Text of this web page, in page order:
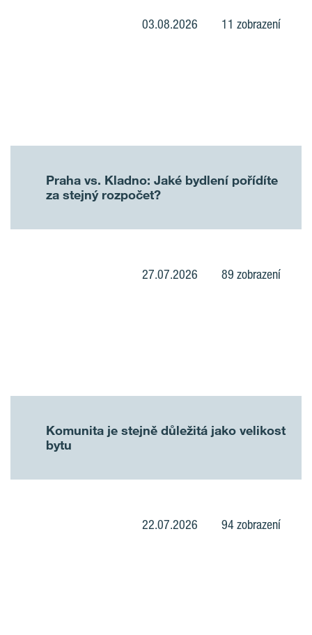
03.08.2026 11 zobrazení
Praha vs. Kladno: Jaké bydlení pořídíte
za stejný rozpočet?
27.07.2026 89 zobrazení
Komunita je stejně důležitá jako velikost
bytu
22.07.2026 94 zobrazení